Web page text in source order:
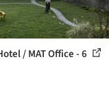
/ MAT Office - 6